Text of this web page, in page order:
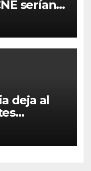
serían
de 2026
deja al